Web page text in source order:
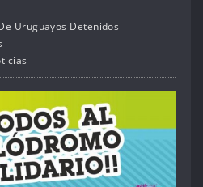
Uruguayos Detenidos